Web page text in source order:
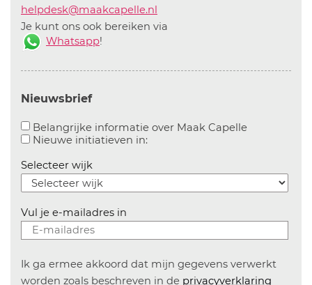
helpdesk@maakcapelle.nl
Je kunt ons ook bereiken via
Whatsapp!
Nieuwsbrief
Belangrijke informatie over Maak CapelleAanvinken
Nieuwe initiatieven in:Aanvinken om informatie over
Selecteer wijk
Vul je e-mailadres in
Ik ga ermee akkoord dat mijn gegevens verwerkt
worden zoals beschreven in de privacyverklaring